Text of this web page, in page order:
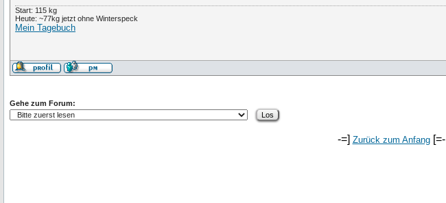
Start: 115 kg
Heute: ~77kg jetzt ohne Winterspeck
Mein Tagebuch
Gehe zum Forum:
-=] Zurück zum Anfang[=-